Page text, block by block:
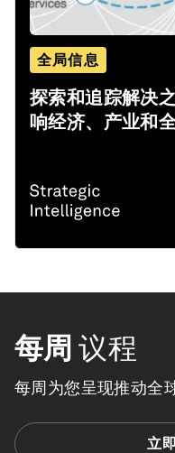
全局信息
探索和追踪解决
响经济、产业和
每周 议程
每周为您呈现推动全
立